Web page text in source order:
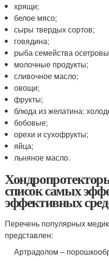
хрящи;
белое мясо;
сыры твердых сортов;
говядина;
рыба семейства
молочные продукты;
сливочное масло;
овощи;
фрукты;
блюда из желатина:
бобовые;
орехи и сухофрукты;
яйца;
льняное масло.
список самых
эффективных
Перечень популярных
представлен:
Артрадолом –